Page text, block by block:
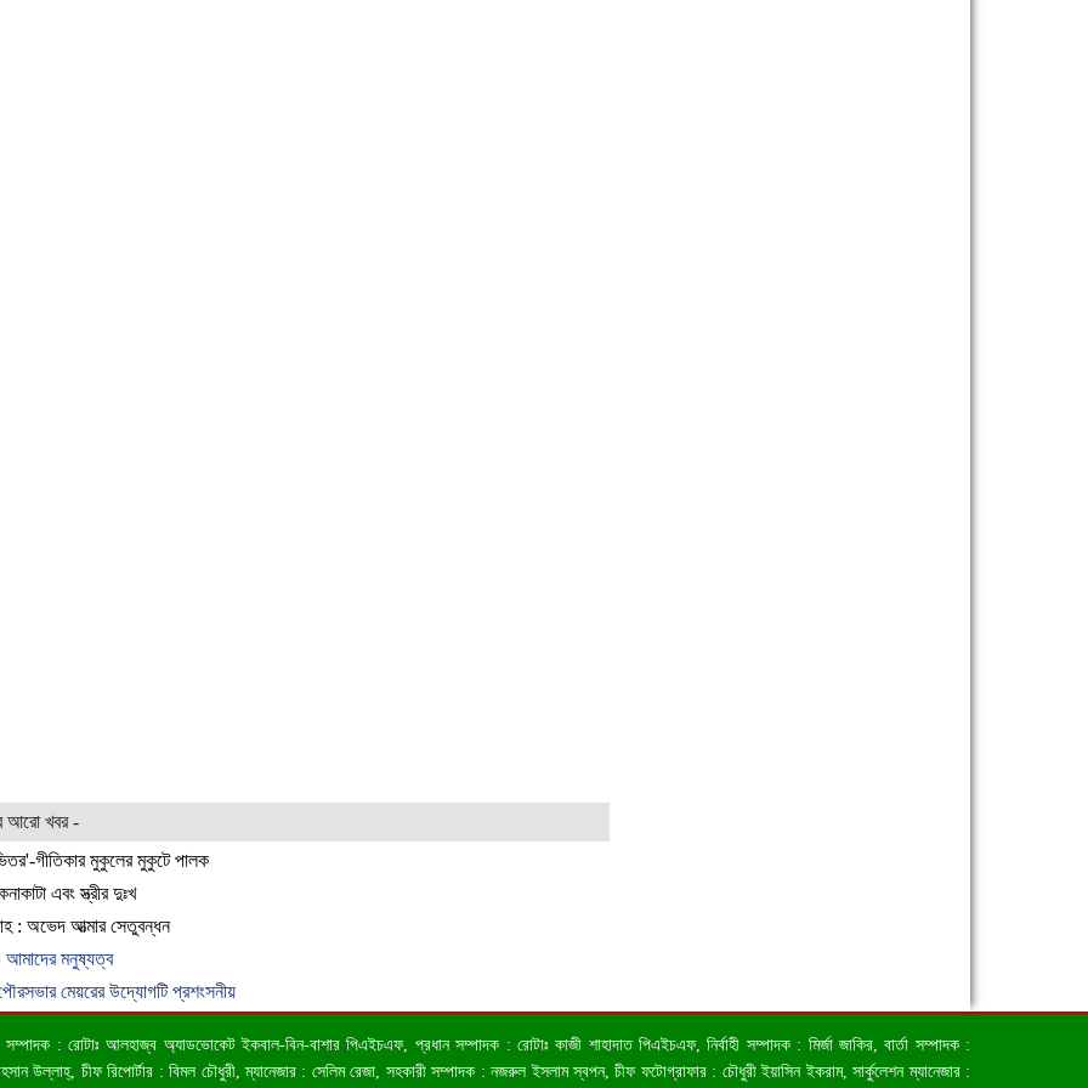
আরো খবর -
গীতিকার মুকুলের মুকুটে পালক
এবং স্ত্রীর দুঃখ
: অভেদ আত্মার সেতুবন্ধন
আমাদের মনুষ্যত্ব
মেয়রের উদ্যোগটি প্রশংসনীয়
সম্পাদক : রোটাঃ আলহাজ্ব অ্যাডভোকেট ইকবাল-বিন-বাশার পিএইচএফ, প্রধান সম্পাদক : রোটাঃ কাজী শাহাদাত পিএইচএফ, নির্বাহী সম্পাদক : মির্জা জাকির, বার্তা সম্পাদক :
উল্লাহ্, চীফ রিপোর্টার : বিমল চৌধুরী, ম্যানেজার : সেলিম রেজা, সহকারী সম্পাদক : নজরুল ইসলাম স্বপন, চীফ ফটোগ্রাফার : চৌধুরী ইয়াসিন ইকরাম, সার্কুলেশন ম্যানেজার :